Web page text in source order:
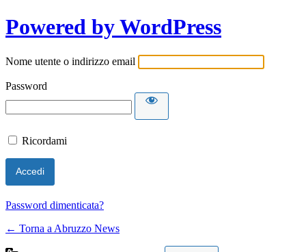
Powered by WordPress
Nome utente o indirizzo email
Password
Ricordami
Password dimenticata?
← Torna a Abruzzo News